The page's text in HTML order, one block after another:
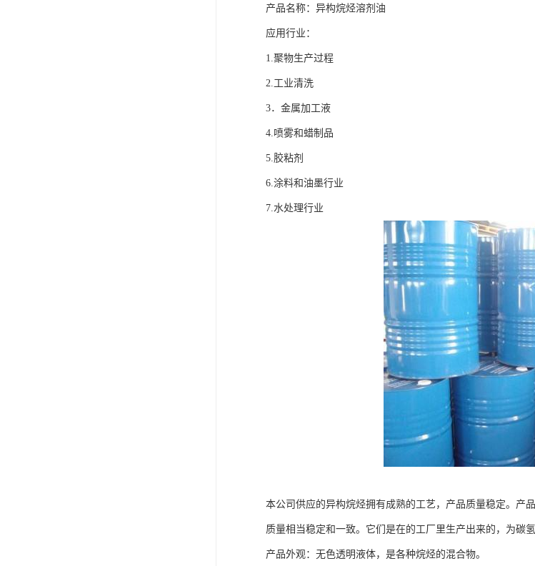
产品名称：异构烷烃溶剂油
应用行业：
1.聚物生产过程
2.工业清洗
3．金属加工液
4.喷雾和蜡制品
5.胶粘剂
6.涂料和油墨行业
7.水处理行业
本公司供应的异构烷烃拥有成熟的工艺，产品质量稳定。产
质量相当稳定和一致。它们是在的工厂里生产出来的，为碳
产品外观：无色透明液体，是各种烷烃的混合物。